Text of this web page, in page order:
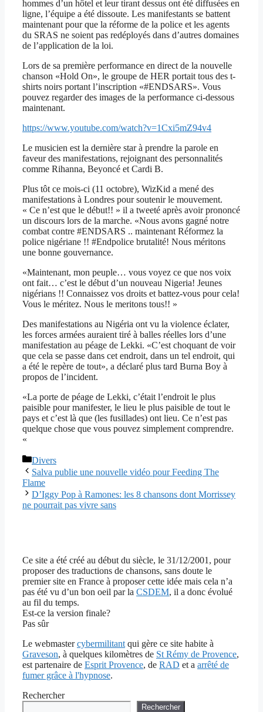
hommes d’un hôtel et leur tirant dessus ont été diffusées en
ligne, l’équipe a été dissoute. Les manifestants se battent
maintenant pour que la réforme de la police et les agents
du SRAS ne soient pas redéployés dans d’autres domaines
de l’application de la loi.
Lors de sa première performance en direct de la nouvelle
chanson «Hold On», le groupe de HER portait tous des t-
shirts noirs portant l’inscription «#ENDSARS». Vous
pouvez regarder des images de la performance ci-dessous
maintenant.
https://www.youtube.com/watch?v=1Cxi5mZ94v4
Le musicien est la dernière star à prendre la parole en
faveur des manifestations, rejoignant des personnalités
comme Rihanna, Beyoncé et Cardi B.
Plus tôt ce mois-ci (11 octobre), WizKid a mené des
manifestations à Londres pour soutenir le mouvement.
« Ce n’est que le début!! » il a tweeté après avoir prononcé
un discours lors de la marche. «Nous avons gagné notre
combat contre #ENDSARS .. maintenant Réformez la
police nigériane !! #Endpolice brutalité! Nous méritons
une bonne gouvernance.
«Maintenant, mon peuple… vous voyez ce que nos voix
ont fait… c’est le début d’un nouveau Nigeria! Jeunes
nigérians !! Connaissez vos droits et battez-vous pour cela!
Vous le méritez. Nous le meritons tous!! »
Des manifestations au Nigéria ont vu la violence éclater,
les forces armées auraient tiré à balles réelles lors d’une
manifestation au péage de Lekki. «C’est choquant de voir
que cela se passe dans cet endroit, dans un tel endroit, qui
a été le repère de tout», a déclaré plus tard Burna Boy à
propos de l’incident.
«La porte de péage de Lekki, c’était l’endroit le plus
paisible pour manifester, le lieu le plus paisible de tout le
pays et c’est là que (les fusillades) ont lieu. Ce n’est pas
quelque chose que vous pouvez simplement comprendre.
«
Catégories
Divers
Salva publie une nouvelle vidéo pour Feeding The
Flame
D’Iggy Pop à Ramones: les 8 chansons dont Morrissey
ne pourrait pas vivre sans
Ce site a été créé au début du siècle, le 31/12/2001, pour
proposer des traductions de chansons, sans doute le
premier site en France à proposer cette idée mais cela n’a
pas été vu d’un bon oeil par la CSDEM, il a donc évolué
au fil du temps.
Est-ce la version finale?
Pas sûr
Le webmastercybermilitant qui gère ce site habite à
Graveson, à quelques kilomètres de St Rémy de Provence,
est partenaire de Esprit Provence, de RAD et a arrêté de
fumer grâce à l'hypnose.
Rechercher
Rechercher